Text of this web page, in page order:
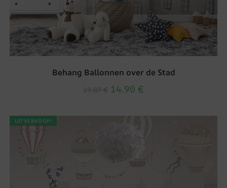
Behang Ballonnen over de Stad
14.90 €
UITVERKOOP!